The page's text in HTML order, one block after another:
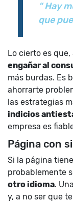
“ Hay
que
Lo cierto es
engañar al
más burdas. Es
ahorrarte
las estrategias
indicios
empresa es
Página con
Si la página
probablemente
otro idioma.
y, a no ser que